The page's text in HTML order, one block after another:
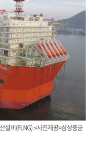
설비(FLNG).<사진제공=삼성중공